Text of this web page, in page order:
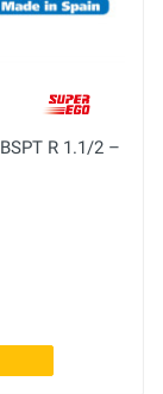
R 1.1/2 –